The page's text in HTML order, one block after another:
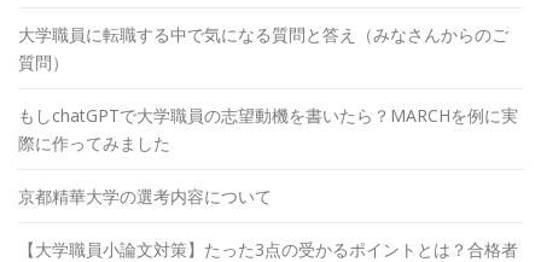
大学職員に転職する中で気になる質問と答え（みなさんからのご
質問）
もしchatGPTで大学職員の志望動機を書いたら？MARCHを例に実
際に作ってみました
京都精華大学の選考内容について
【大学職員小論文対策】たった3点の受かるポイントとは？合格者